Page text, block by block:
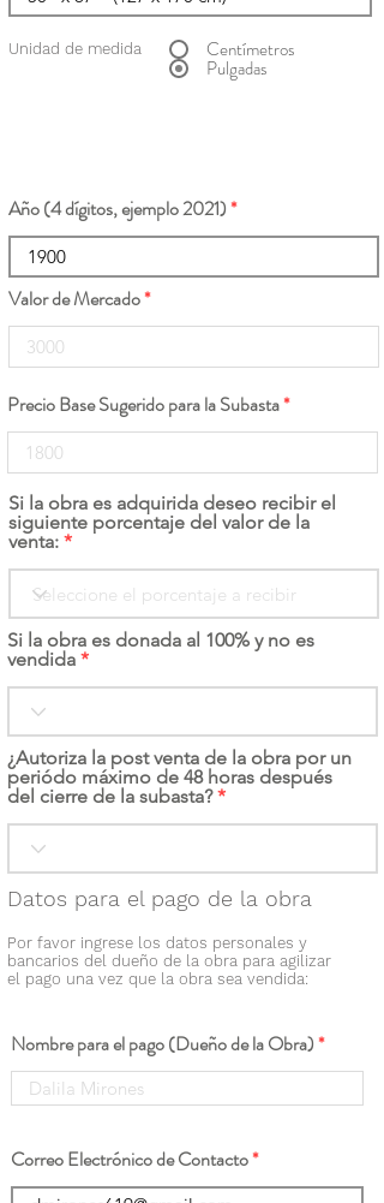
Unidad de medida Centímetros
Pulgadas
Año (4 dígitos, ejemplo 2021)
Valor de Mercado
Precio Base Sugerido para la Subasta
Si la obra es adquirida deseo recibir el
siguiente porcentaje del valor de la
venta:
Si la obra es donada al 100% y no es
vendida
¿Autoriza la post venta de la obra por un
periódo máximo de 48 horas después
del cierre de la subasta?
Datos para el pago de la obra
Por favor ingrese los datos personales y
bancarios del dueño de la obra para agilizar
el pago una vez que la obra sea vendida:
Nombre para el pago (Dueño de la Obra)
Correo Electrónico de Contacto